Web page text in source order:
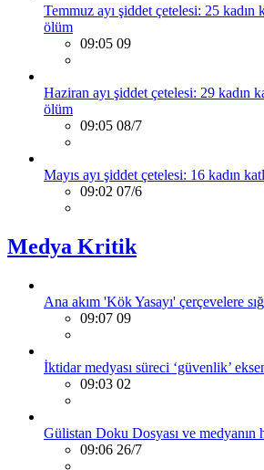
Temmuz ayı şiddet çetelesi: 25
ölüm
09:05 09
Haziran ayı şiddet çetelesi: 29 kadın
ölüm
09:05 08/7
Mayıs ayı şiddet çetelesi: 16 kadın
09:02 07/6
Medya Kritik
Ana akım 'Kök Yasayı' çerçevelere
09:07 09
İktidar medyası süreci ‘güvenlik’
09:03 02
Gülistan Doku Dosyası ve medyanın
09:06 26/7